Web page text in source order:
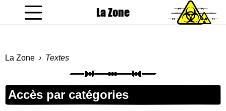
La Zone
La Zone Textes
Accès par catégories